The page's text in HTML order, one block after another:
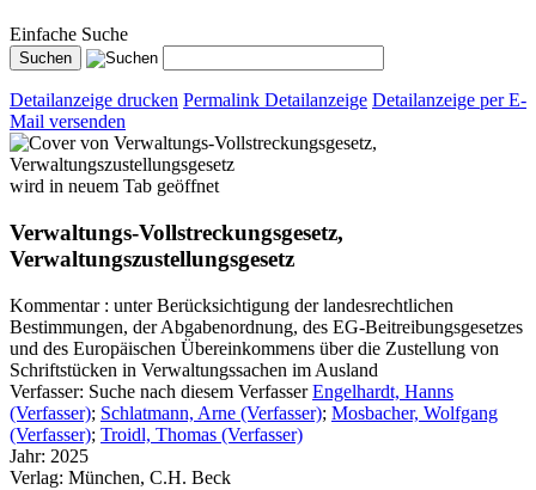
Einfache Suche
Detailanzeige drucken Permalink Detailanzeige Detailanzeige per E-
Mail versenden
wird in neuem Tab geöffnet
Verwaltungs-Vollstreckungsgesetz,
Verwaltungszustellungsgesetz
Kommentar : unter Berücksichtigung der landesrechtlichen
Bestimmungen, der Abgabenordnung, des EG-Beitreibungsgesetzes
und des Europäischen Übereinkommens über die Zustellung von
Schriftstücken in Verwaltungssachen im Ausland
Verfasser: Suche nach diesem Verfasser Engelhardt, Hanns
(Verfasser); Schlatmann, Arne (Verfasser); Mosbacher, Wolfgang
(Verfasser); Troidl, Thomas (Verfasser)
Jahr: 2025
Verlag: München, C.H. Beck